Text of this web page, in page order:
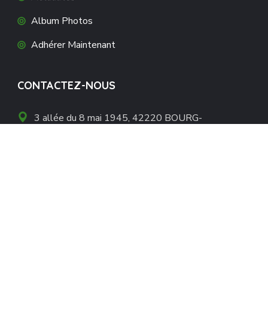
Album Photos
Adhérer Maintenant
CONTACTEZ-NOUS
3 allée du 8 mai 1945, 42220 BOURG-